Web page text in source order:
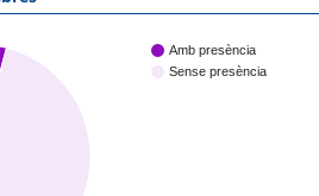
Amb presència
Sense presència